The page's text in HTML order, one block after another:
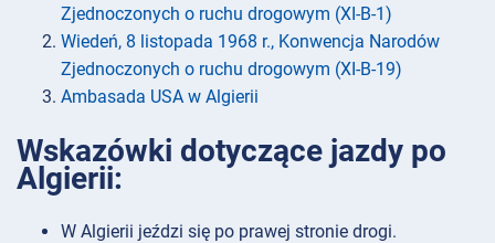
Zjednoczonych o ruchu drogowym (XI-B-1)
Wiedeń, 8 listopada 1968 r., Konwencja Narodów
Zjednoczonych o ruchu drogowym (XI-B-19)
Ambasada USA w Algierii
Wskazówki dotyczące jazdy po
Algierii:
W Algierii jeździ się po prawej stronie drogi.